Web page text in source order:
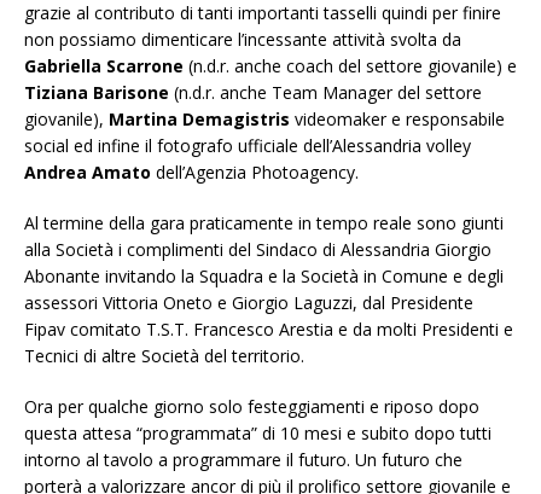
grazie al contributo di tanti importanti tasselli quindi per finire
non possiamo dimenticare l’incessante attività svolta da
Gabriella Scarrone (n.d.r. anche coach del settore giovanile) e
Tiziana Barisone (n.d.r. anche Team Manager del settore
giovanile), Martina Demagistris videomaker e responsabile
social ed infine il fotografo ufficiale dell’Alessandria volley
Andrea Amato dell’Agenzia Photoagency.
Al termine della gara praticamente in tempo reale sono giunti
alla Società i complimenti del Sindaco di Alessandria Giorgio
Abonante invitando la Squadra e la Società in Comune e degli
assessori Vittoria Oneto e Giorgio Laguzzi, dal Presidente
Fipav comitato T.S.T. Francesco Arestia e da molti Presidenti e
Tecnici di altre Società del territorio.
Ora per qualche giorno solo festeggiamenti e riposo dopo
questa attesa “programmata” di 10 mesi e subito dopo tutti
intorno al tavolo a programmare il futuro. Un futuro che
porterà a valorizzare ancor di più il prolifico settore giovanile e